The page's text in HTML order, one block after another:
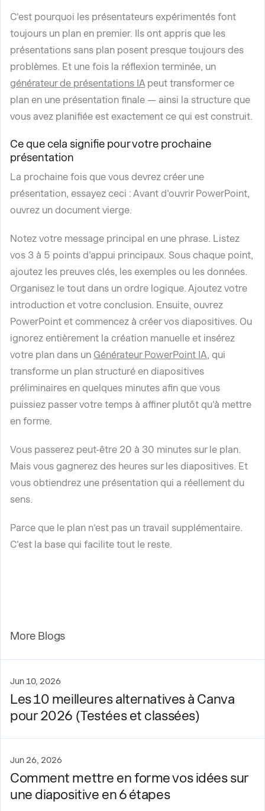
C'est pourquoi les présentateurs expérimentés font
toujours un plan en premier. Ils ont appris que les
présentations sans plan posent presque toujours des
problèmes. Et une fois la réflexion terminée, un
générateur de présentations IApeut transformer ce
plan en une présentation finale — ainsi la structure que
vous avez planifiée est exactement ce qui est construit.
Ce que cela signifie pour votre prochaine
présentation
La prochaine fois que vous devrez créer une
présentation, essayez ceci : Avant d'ouvrir PowerPoint,
ouvrez un document vierge.
Notez votre message principal en une phrase. Listez
vos 3 à 5 points d'appui principaux. Sous chaque point,
ajoutez les preuves clés, les exemples ou les données.
Organisez le tout dans un ordre logique. Ajoutez votre
introduction et votre conclusion. Ensuite, ouvrez
PowerPoint et commencez à créer vos diapositives. Ou
ignorez entièrement la création manuelle et insérez
votre plan dans un Générateur PowerPoint IA, qui
transforme un plan structuré en diapositives
préliminaires en quelques minutes afin que vous
puissiez passer votre temps à affiner plutôt qu'à mettre
en forme.
Vous passerez peut-être 20 à 30 minutes sur le plan.
Mais vous gagnerez des heures sur les diapositives. Et
vous obtiendrez une présentation qui a réellement du
sens.
Parce que le plan n'est pas un travail supplémentaire.
C'est la base qui facilite tout le reste.
More Blogs
Jun 10, 2026
Les 10 meilleures alternatives à Canva
pour 2026 (Testées et classées)
Jun 26, 2026
Comment mettre en forme vos idées sur
une diapositive en 6 étapes